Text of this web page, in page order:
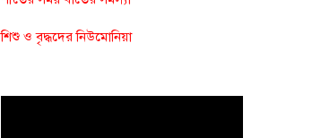
শিশু ও বৃদ্ধদের নিউমোনিয়া